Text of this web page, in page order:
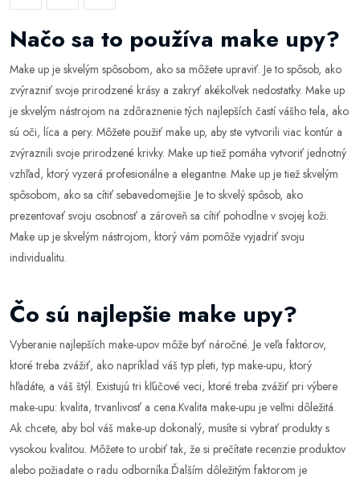
Načo sa to používa make upy?
Make up je skvelým spôsobom, ako sa môžete upraviť. Je to spôsob, ako
zvýrazniť svoje prirodzené krásy a zakryť akékoľvek nedostatky. Make up
je skvelým nástrojom na zdôraznenie tých najlepších častí vášho tela, ako
sú oči, líca a pery. Môžete použiť make up, aby ste vytvorili viac kontúr a
zvýraznili svoje prirodzené krivky. Make up tiež pomáha vytvoriť jednotný
vzhľad, ktorý vyzerá profesionálne a elegantne. Make up je tiež skvelým
spôsobom, ako sa cítiť sebavedomejšie. Je to skvelý spôsob, ako
prezentovať svoju osobnosť a zároveň sa cítiť pohodlne v svojej koži.
Make up je skvelým nástrojom, ktorý vám pomôže vyjadriť svoju
individualitu.
Čo sú najlepšie make upy?
Vyberanie najlepších make-upov môže byť náročné. Je veľa faktorov,
ktoré treba zvážiť, ako napríklad váš typ pleti, typ make-upu, ktorý
hľadáte, a váš štýl. Existujú tri kľúčové veci, ktoré treba zvážiť pri výbere
make-upu: kvalita, trvanlivosť a cena.Kvalita make-upu je veľmi dôležitá.
Ak chcete, aby bol váš make-up dokonalý, musíte si vybrať produkty s
vysokou kvalitou. Môžete to urobiť tak, že si prečítate recenzie produktov
alebo požiadate o radu odborníka.Ďalším dôležitým faktorom je